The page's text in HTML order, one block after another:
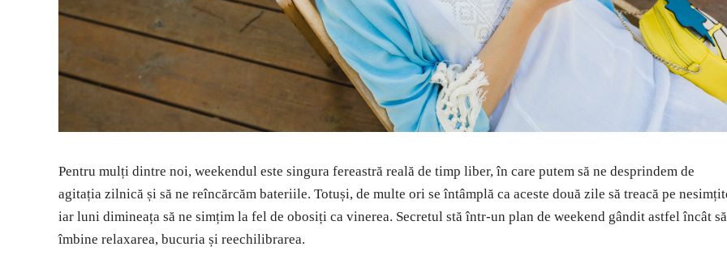
Pentru mulți dintre noi, weekendul este singura fereastră reală de timp liber, în care putem să ne desprindem de
agitația zilnică și să ne reîncărcăm bateriile. Totuși, de multe ori se întâmplă ca aceste două zile să treacă pe
iar luni dimineața să ne simțim la fel de obosiți ca vinerea. Secretul stă într-un plan de weekend gândit astfel încât să
îmbine relaxarea, bucuria și reechilibrarea.